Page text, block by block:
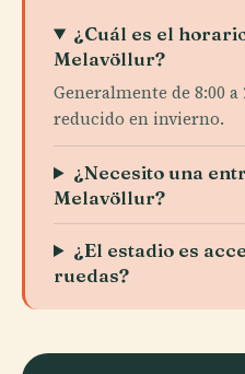
¿Cuál es el
Melavöllur?
Generalmente de 8:00
reducido en invierno.
¿Necesito una
Melavöllur?
¿El estadio es
ruedas?